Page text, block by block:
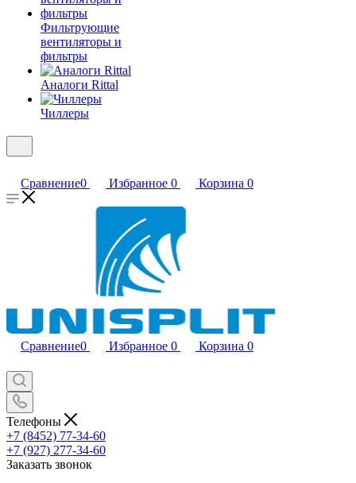
Фильтрующие
вентиляторы и
фильтры
Аналоги Rittal
Чиллеры
Сравнение0 Избранное 0 Корзина 0
Сравнение0 Избранное 0 Корзина 0
Телефоны
+7 (8452) 77-34-60
+7 (927) 277-34-60
Заказать звонок